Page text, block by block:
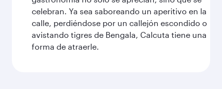
celebran. Ya sea saboreando un aperitivo en la
calle, perdiéndose por un callejón escondido o
avistando tigres de Bengala, Calcuta tiene una
forma de atraerle.